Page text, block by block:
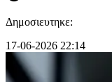
Δημοσιευτηκε:
17-06-2026 22:14